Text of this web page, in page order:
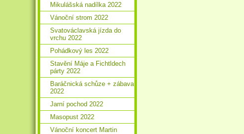
Mikulášská nadílka 2022
Vánoční strom 2022
Svatováclavská jízda do
vrchu 2022
Pohádkový les 2022
Stavění Máje a Fichtldech
párty 2022
Baráčnická schůze + zábava
2022
Jarní pochod 2022
Masopust 2022
Vánoční koncert Martin